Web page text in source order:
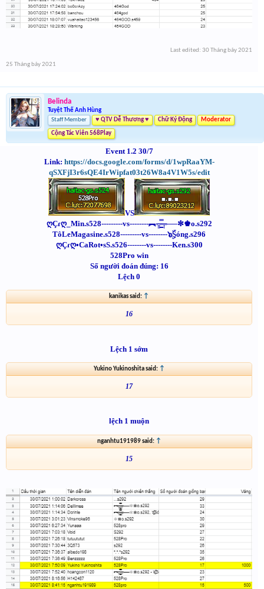
Last edited: 30 Tháng bảy 2021
25 Tháng bảy 2021
Belinda
Tuyệt Thế Anh Hùng
Staff Member
♥ QTV Dễ Thương ♥ Chữ Ký Động Moderator
Cộng Tác Viên 568Play
Event 1.2 30/7
Link: https://docs.google.com/forms/d/1wpRaaYM-
qSXFjI3r6sQE4IrWipfat03t26W8a4V1W5s/edit
VS
ღÇɾღ_Min.s528---------vs--------︻╦̵̵͇̿̿̿̿╤──✼♚o.s292
TôLeMagasine.s528---------vs--------๖ۣۜSóng.s296
ღÇɾღ•CaRot•sS.s526--------vs--------Ken.s300
528Pro win
Số người đoán đúng: 16
Lệch 0
kanikas said: ↑
16
Lệch 1 sớm
Yukino Yukinoshita said: ↑
17
lệch 1 muộn
nganhtu191989 said: ↑
15